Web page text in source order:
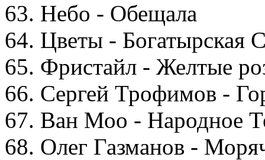
63. Небо - Обещала
64. Цветы - Богатырская
65. Фристайл - Желтые
66. Сергей Трофимов -
67. Ван Моо - Народное
68. Олег Газманов -